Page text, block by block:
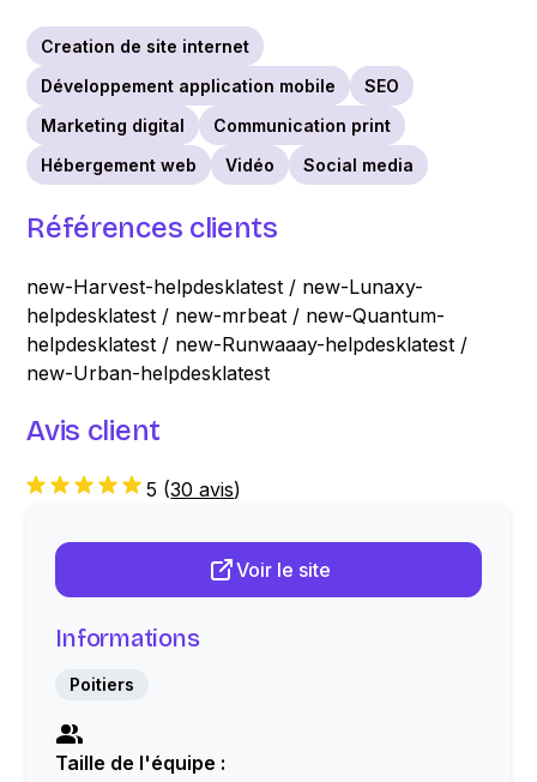
Creation de site internet
Développement application mobile
SEO
Marketing digital
Communication print
Hébergement web
Vidéo Social media
Références clients
new-Harvest-helpdesklatest / new-Lunaxy-
helpdesklatest / new-mrbeat / new-Quantum-
helpdesklatest / new-Runwaaay-helpdesklatest /
new-Urban-helpdesklatest
Avis client
5 (30 avis)
Voir le site
Informations
Poitiers
Taille de l'équipe :